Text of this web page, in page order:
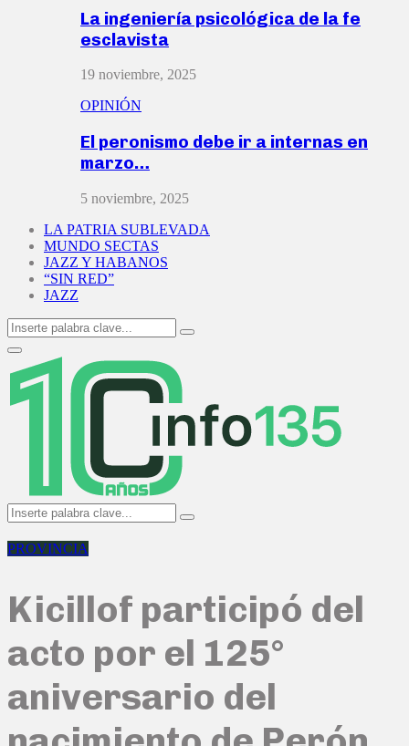
La ingeniería psicológica de la fe
esclavista
19 noviembre, 2025
OPINIÓN
El peronismo debe ir a internas en
marzo…
5 noviembre, 2025
LA PATRIA SUBLEVADA
MUNDO SECTAS
JAZZ Y HABANOS
“SIN RED”
JAZZ
Search
for:
Search
Primary
Menu
Search
for:
Search
PROVINCIA
Kicillof participó del
acto por el 125°
aniversario del